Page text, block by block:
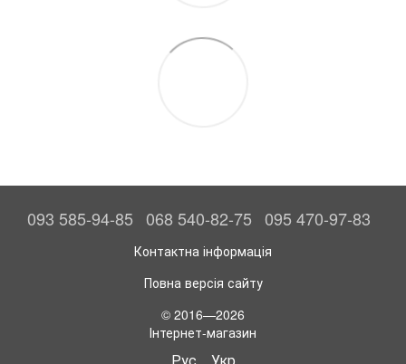
093 585-94-85 068 540-82-75 095 470-97-83
Контактна інформація
Повна версія сайту
© 2016—2026
Інтернет-магазин
Рус Укр